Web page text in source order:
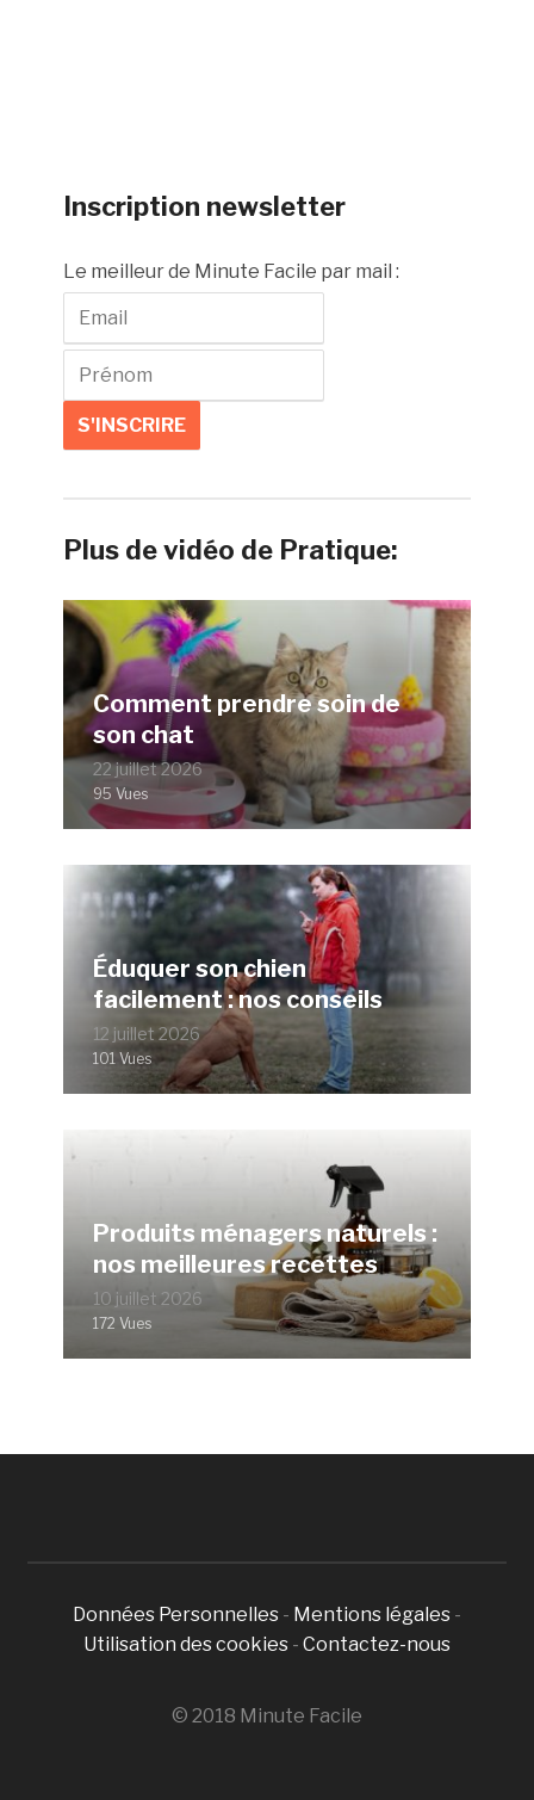
Inscription newsletter
Le meilleur de Minute Facile par mail :
Plus de vidéo de Pratique:
Comment prendre soin de
son chat
22 juillet 2026
95 Vues
Éduquer son chien
facilement : nos conseils
12 juillet 2026
101 Vues
Produits ménagers naturels :
nos meilleures recettes
10 juillet 2026
172 Vues
Données Personnelles - Mentions légales -
Utilisation des cookies - Contactez-nous
© 2018 Minute Facile